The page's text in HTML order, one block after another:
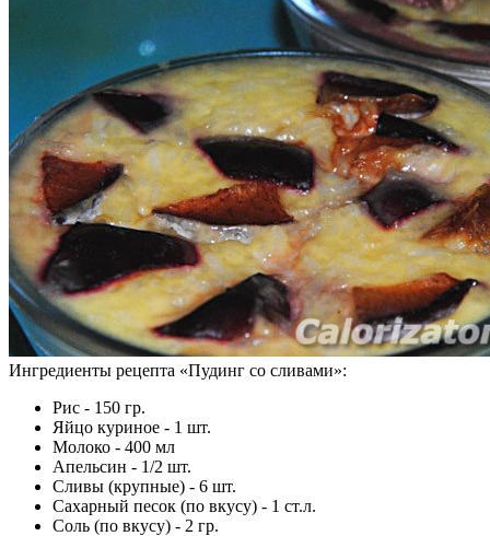
Ингредиенты рецепта «Пудинг со сливами»:
Рис - 150 гр.
Яйцо куриное - 1 шт.
Молоко - 400 мл
Апельсин - 1/2 шт.
Сливы (крупные) - 6 шт.
Сахарный песок (по вкусу) - 1 ст.л.
Соль (по вкусу) - 2 гр.